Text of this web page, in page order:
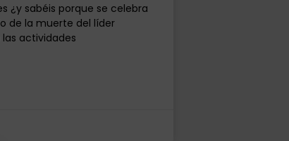
¿y sabéis porque se celebra
de la muerte del líder
actividades